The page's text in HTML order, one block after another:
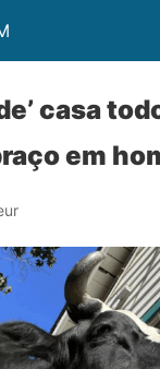
casa
em